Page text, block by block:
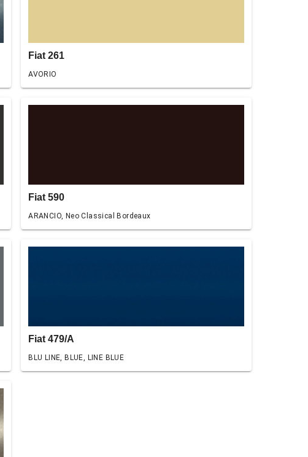
Fiat 261
AVORIO
Fiat 590
ARANCIO, Neo Classical Bordeaux
Fiat 479/A
BLU LINE, BLUE, LINE BLUE